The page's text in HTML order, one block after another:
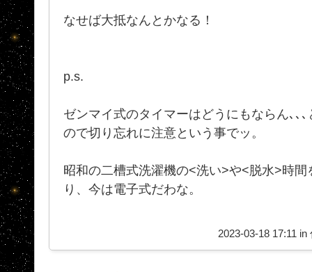
なせば大抵なんとかなる！
p.s.
ゼンマイ式のタイマーはどうにもならん､､
ので切り忘れに注意という事でッ。
昭和の二槽式洗濯機の<洗い>や<脱水>時
り、今は電子式だわな。
2023-03-18 17:11 in